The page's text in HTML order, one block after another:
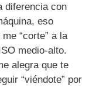
diferencia con
eso
“corte” a la
medio-alto.
alegra que te
“viéndote” por